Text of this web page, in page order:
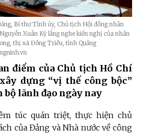
Bí thư Tỉnh ủy, Chủ tịch Hội đồng nhân
Xuân Ký lắng nghe kiến nghị của nhân
thị xã Đông Triều, tỉnh Quảng
điểm của Chủ tịch Hồ Chí
dựng “vị thế công bộc”
bộ lãnh đạo ngày nay
túc quán triệt, thực hiện chủ
của Đảng và Nhà nước về công